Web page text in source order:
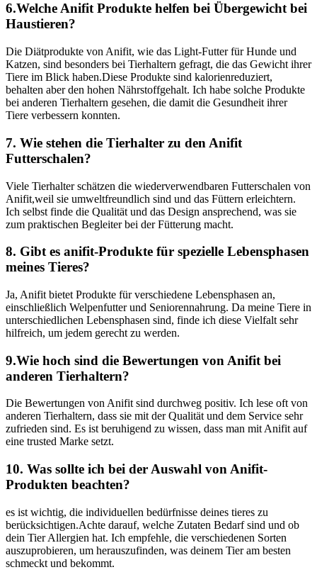
6.Welche Anifit Produkte helfen bei Übergewicht bei
Haustieren?
Die Diätprodukte von Anifit, wie ⁢das Light-Futter für Hunde und
Katzen, sind besonders bei Tierhaltern gefragt, die das Gewicht ihrer
Tiere im Blick haben.Diese Produkte sind kalorienreduziert,
behalten aber den hohen Nährstoffgehalt. Ich⁤ habe solche⁣ Produkte
bei anderen Tierhaltern gesehen, die ​damit die ⁤Gesundheit‍ ihrer
Tiere verbessern ​konnten.
7. Wie stehen die Tierhalter zu ⁢den Anifit
Futterschalen?
Viele Tierhalter schätzen die wiederverwendbaren Futterschalen von
Anifit,weil sie umweltfreundlich sind und das Füttern erleichtern.
⁢Ich selbst finde die Qualität und das Design ansprechend, was⁢ sie
zum praktischen Begleiter‌ bei ‌der Fütterung macht.
8. Gibt es anifit-Produkte für spezielle Lebensphasen
meines Tieres?
Ja, ⁤Anifit bietet Produkte für verschiedene Lebensphasen an,
einschließlich Welpenfutter und Seniorennahrung. Da meine Tiere⁣ in
unterschiedlichen⁤ Lebensphasen sind, finde ich diese Vielfalt sehr
hilfreich, um jedem ‌gerecht zu werden.
9.Wie hoch sind ⁤die Bewertungen​ von Anifit​ bei
anderen ​Tierhaltern?
Die Bewertungen von Anifit sind durchweg positiv.⁤ Ich⁤ lese⁣ oft von⁣
anderen ‌Tierhaltern, dass sie mit der Qualität und dem ⁤Service sehr
zufrieden sind. Es ist beruhigend‌ zu wissen, dass man mit Anifit auf
eine trusted Marke setzt.
10. Was sollte ich bei der Auswahl von Anifit-
Produkten beachten?
es⁤ ist wichtig, ​die ⁤individuellen bedürfnisse deines tieres zu
⁣berücksichtigen.Achte darauf, welche Zutaten Bedarf‌ sind und ob
dein Tier Allergien hat. Ich empfehle, die ​verschiedenen Sorten
auszuprobieren, um herauszufinden, was deinem ⁢Tier⁣ am besten
schmeckt und bekommt.